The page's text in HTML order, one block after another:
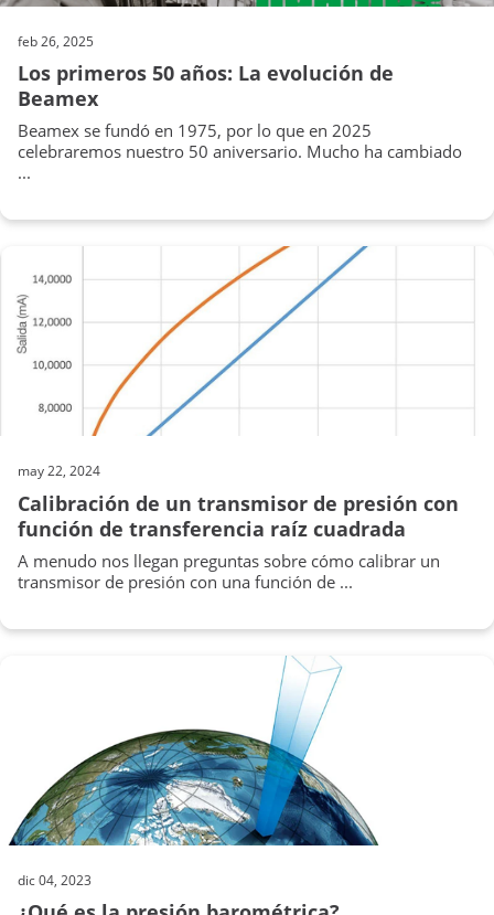
feb 26, 2025
Los primeros 50 años: La evolución de
Beamex
Beamex se fundó en 1975, por lo que en 2025
celebraremos nuestro 50 aniversario. Mucho ha cambiado
...
may 22, 2024
Calibración de un transmisor de presión con
función de transferencia raíz cuadrada
A menudo nos llegan preguntas sobre cómo calibrar un
transmisor de presión con una función de ...
dic 04, 2023